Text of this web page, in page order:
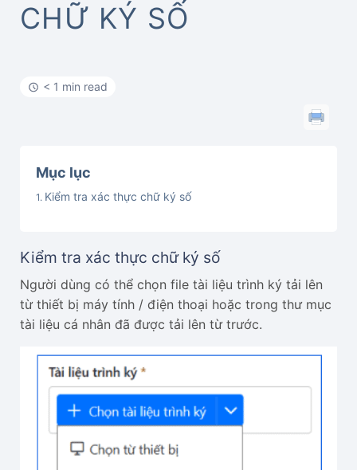
CHỮ KÝ SỐ
< 1 min read
Mục lục
Kiểm tra xác thực chữ ký số
Kiểm tra xác thực chữ ký số
Người dùng có thể chọn file tài liệu trình ký tải lên
từ thiết bị máy tính / điện thoại hoặc trong thư mục
tài liệu cá nhân đã được tải lên từ trước.